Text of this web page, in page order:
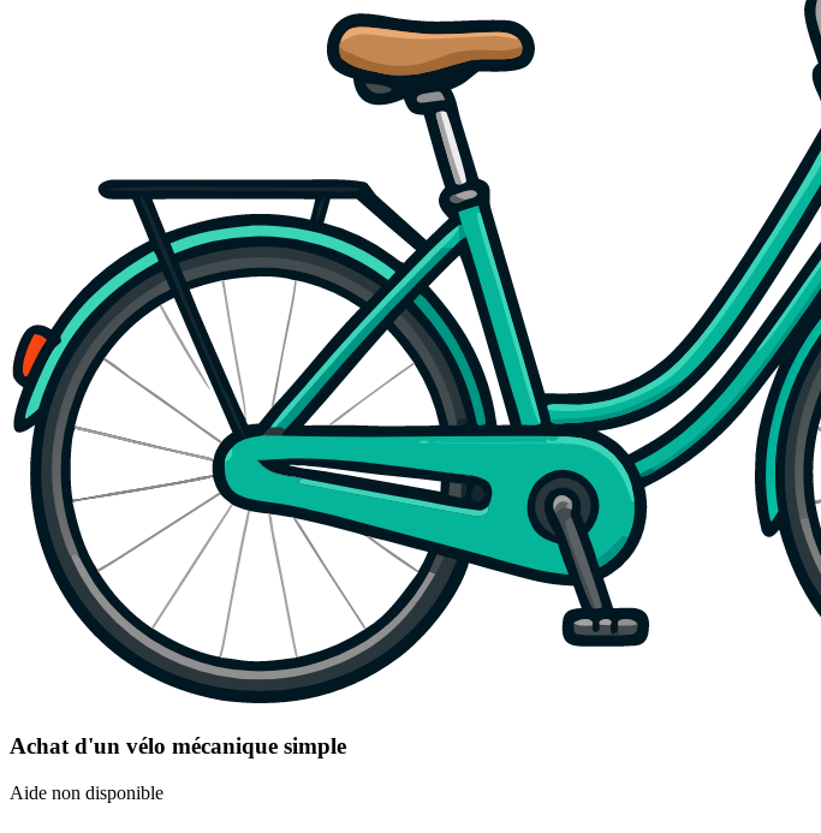
Achat d'un vélo mécanique simple
Aide non disponible